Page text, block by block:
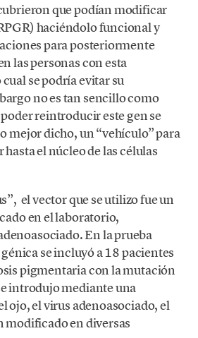
que podían modificar
haciéndolo funcional y
para posteriormente
las personas con esta
se podría evitar su
no es tan sencillo como
reintroducir este gen se
mejor dicho, un “vehículo” para
el núcleo de las células
el vector que se utilizo fue un
en el laboratorio,
En la prueba
se incluyó a 18 pacientes
pigmentaria con la mutación
introdujo mediante una
ojo, el virus adenoasociado, el
modificado en diversas